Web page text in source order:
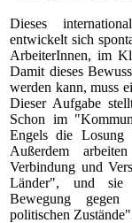
Dieses
entwickelt sich
ArbeiterInnen, im
Damit dieses
werden kann, muss
Dieser Aufgabe
Schon im
Engels die Losung
Außerdem
Verbindung und
Länder", und sie
Bewegung gegen
politischen